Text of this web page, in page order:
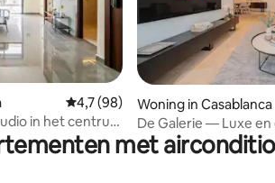
5, 22 recensiesGemiddelde beoordeling van 4,7
4,7 (98)
in het centrum
Woning in Casablanca
De Galerie — Luxe
van Casablanca
met